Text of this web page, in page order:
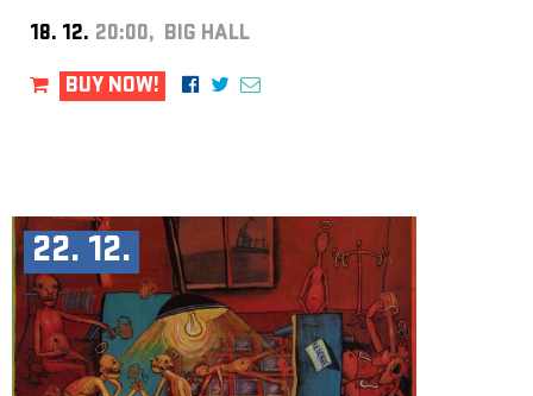
18. 12. 20:00, BIG HALL
BUY NOW!
22. 12.